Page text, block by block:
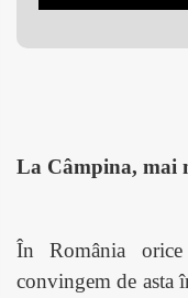
La Câmpina, mai
În România
convingem de asta